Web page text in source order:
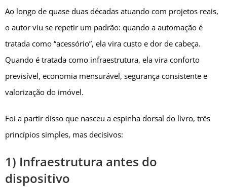
Ao longo de quase duas décadas atuando com projetos reais,
o autor viu se repetir um padrão: quando a automação é
tratada como “acessório”, ela vira custo e dor de cabeça.
Quando é tratada como infraestrutura, ela vira conforto
previsível, economia mensurável, segurança consistente e
valorização do imóvel.
Foi a partir disso que nasceu a espinha dorsal do livro, três
princípios simples, mas decisivos:
1) Infraestrutura antes do
dispositivo